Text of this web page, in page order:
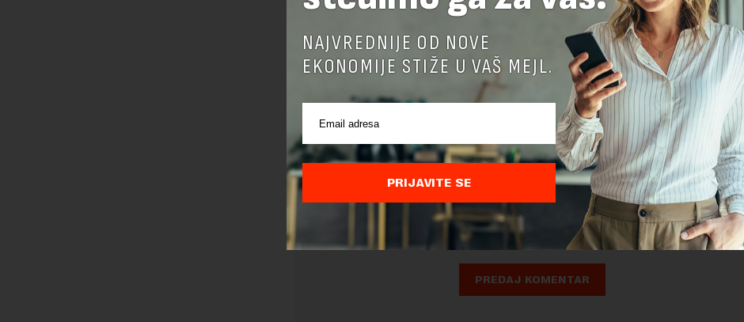
Pre slanja komentara, molimo vas da se upoznate sapravilima komentarisanja i pravilima
Sajt je zaštićen pomocu reCaptcha i Google. Google Politika Privatnosti
Google Uslovi
su primenjeni.
NAJVREDNIJE OD NOVE
EKONOMIJE STIŽE U VAŠ MEJL.
PRIJAVITE SE